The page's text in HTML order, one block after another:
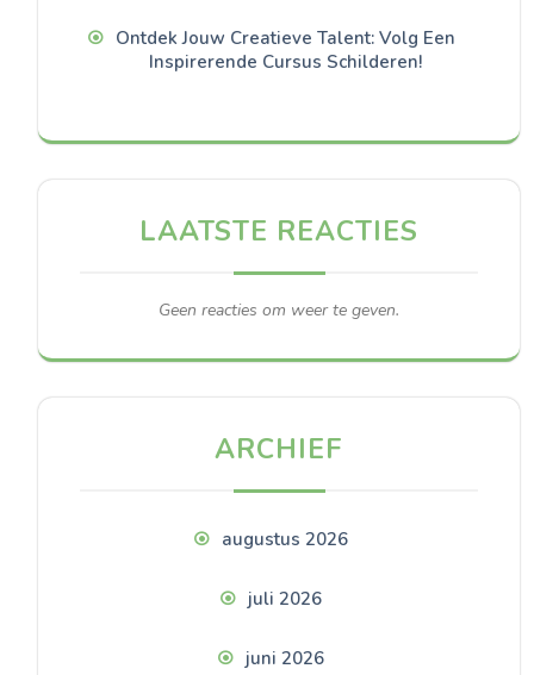
Ontdek Jouw Creatieve Talent: Volg Een
Inspirerende Cursus Schilderen!
LAATSTE REACTIES
Geen reacties om weer te geven.
ARCHIEF
augustus 2026
juli 2026
juni 2026